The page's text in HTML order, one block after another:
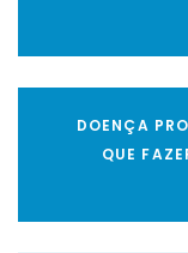
DOENÇA
QUE